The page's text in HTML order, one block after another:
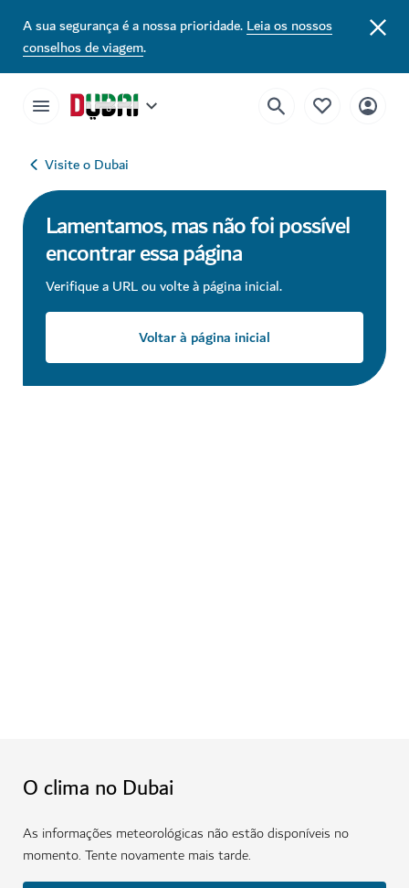
A sua segurança é a nossa prioridade.Leia os nossos
conselhos de viagem.
Visite o Dubai
Lamentamos, mas não foi possível
encontrar essa página
Verifique a URL ou volte à página inicial.
Voltar à página inicial
O clima no Dubai
As informações meteorológicas não estão disponíveis no
momento. Tente novamente mais tarde.